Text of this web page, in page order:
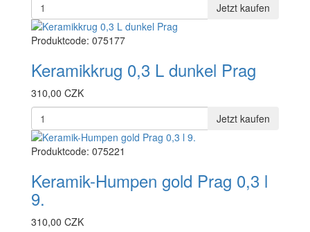
Jetzt kaufen
Produktcode: 075177
Keramikkrug 0,3 L dunkel Prag
310,00 CZK
Jetzt kaufen
Produktcode: 075221
Keramik-Humpen gold Prag 0,3 l
9.
310,00 CZK